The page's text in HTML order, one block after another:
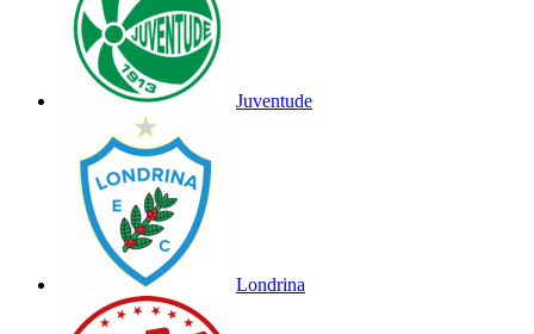
Juventude
Londrina